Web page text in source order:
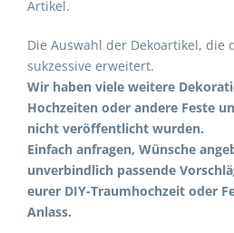
Artikel.
Die Auswahl der Dekoartikel, die
sukzessive erweitert.
Wir haben viele weitere
Hochzeiten oder andere Feste
nicht veröffentlicht wurden.
Einfach anfragen, Wünsche
unverbindlich passende
eurer DIY-Traumhochzeit oder
Anlass.